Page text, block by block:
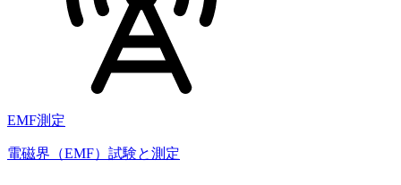
EMF測定
電磁界（EMF）試験と測定